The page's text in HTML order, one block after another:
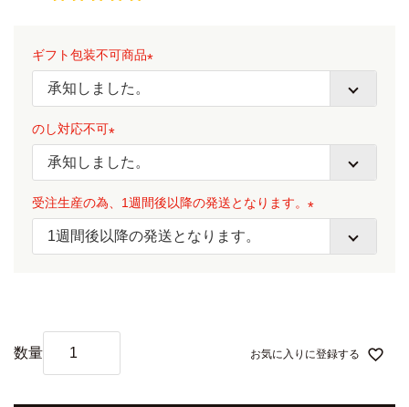
ギフト包装不可商品
必
のし対応不可
(
必
須
)
受注生産の為、1週間後以降の発送となります。
必
お気に入りに登録する